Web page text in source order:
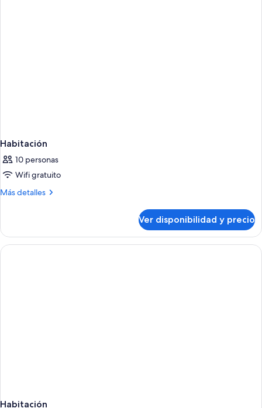
Habitación
10 personas
Wifi gratuito
Más detalles
Más
Ver disponibilidad y precio
Habitación